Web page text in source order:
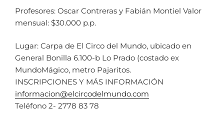
Profesores: Oscar Contreras y Fabián Montiel Valor
mensual: $30.000 p.p.
Lugar: Carpa de El Circo del Mundo, ubicado en
General Bonilla 6.100-b Lo Prado (costado ex
MundoMágico, metro Pajaritos.
INSCRIPCIONES Y MÁS INFORMACIÓN
informacion@elcircodelmundo.com
Teléfono 2- 2778 83 78